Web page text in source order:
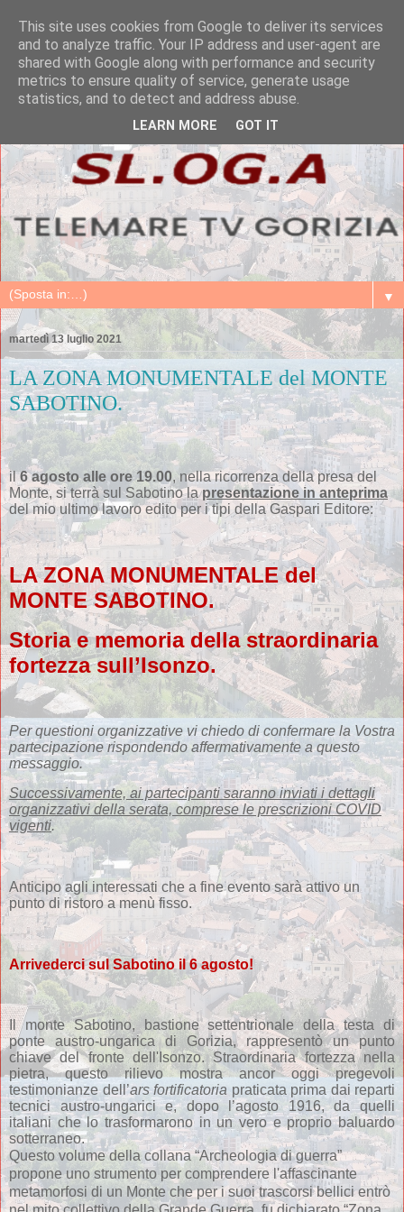
▼
martedì 13 luglio 2021
LA ZONA MONUMENTALE del MONTE
SABOTINO.
il6 agosto alle ore 19.00, nella ricorrenza della presa del
Monte, si terrà sul Sabotino lapresentazione in anteprima
del mio ultimo lavoro edito per i tipi della Gaspari Editore:
LA ZONA MONUMENTALE del
MONTE SABOTINO.
Storia e memoria della straordinaria
fortezza sull’Isonzo.
Per questioni organizzative vi chiedo di confermare la Vostra
partecipazione rispondendo affermativamente a questo
messaggio.
Successivamente, ai partecipanti saranno inviati i dettagli
organizzativi della serata, comprese le prescrizioni COVID
vigenti.
Anticipo agli interessati che a fine evento sarà attivo un
punto di ristoro a menù fisso.
Arrivederci sul Sabotino il 6 agosto!
Il monte Sabotino, bastione settentrionale della testa di
ponte austro-ungarica di Gorizia, rappresentò un punto
chiave del fronte dell'Isonzo. Straordinaria fortezza nella
pietra, questo rilievo mostra ancor oggi pregevoli
testimonianze dell’ars fortificatoria praticata prima dai reparti
tecnici austro-ungarici e, dopo l’agosto 1916, da quelli
italiani che lo trasformarono in un vero e proprio baluardo
sotterraneo.
Questo volume della collana “Archeologia di guerra”
propone uno strumento per comprendere l'affascinante
metamorfosi di un Monte che per i suoi trascorsi bellici entrò
This site uses cookies from Google to deliver its services
and to analyze traffic. Your IP address and user-agent are
shared with Google along with performance and security
metrics to ensure quality of service, generate usage
statistics, and to detect and address abuse.
LEARN MORE GOT IT